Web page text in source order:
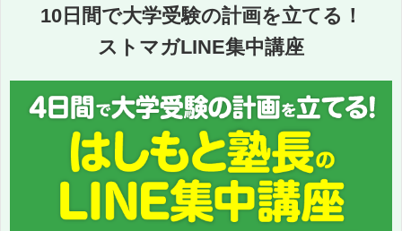
10日間で大学受験の計画を立てる！
ストマガLINE集中講座